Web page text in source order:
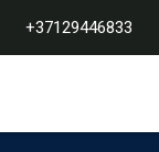
+37129446833